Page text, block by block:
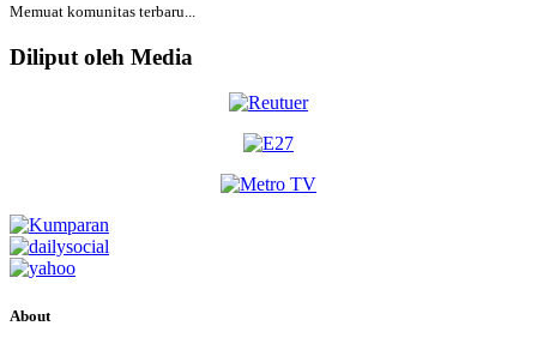
Memuat komunitas terbaru...
Diliput oleh Media
About